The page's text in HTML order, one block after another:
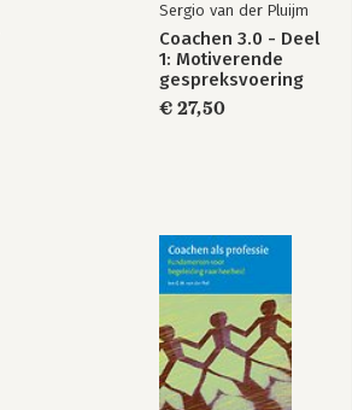
Sergio van der Pluijm
Coachen 3.0 - Deel
1: Motiverende
gespreksvoering
€ 27,50